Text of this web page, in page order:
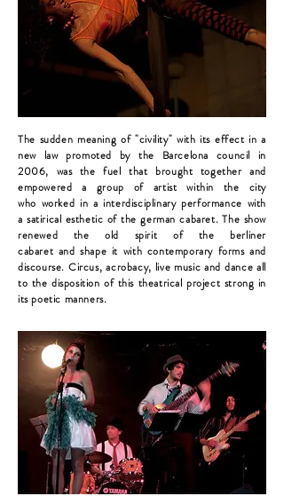
The sudden meaning of "civility" with its effect in a
new law promoted by the Barcelona council in
2006, was the fuel that brought together and
empowered a group of artist within the city
who worked in a interdisciplinary performance with
a satirical esthetic of the german cabaret. The show
renewed the old spirit of the berliner
cabaret and shape it with contemporary forms and
discourse. Circus, acrobacy, live music and dance all
to the disposition of this theatrical project strong in
its poetic manners.